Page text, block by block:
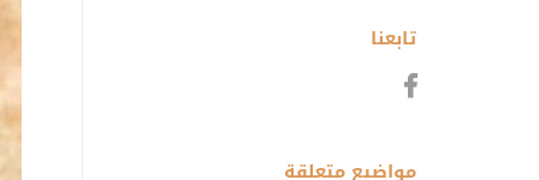
تابعنا
مواضيع متعلقة